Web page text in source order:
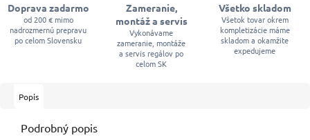
Doprava zadarmo
od 200 € mimo
nadrozmernú prepravu
po celom Slovensku
Zameranie,
montáž a servis
Vykonávame
zameranie, montáže
a servis regálov po
celom SK
Všetko skladom
Všetok tovar okrem
kompletizácie máme
skladom a okamžite
expedujeme
Popis
Podrobný popis